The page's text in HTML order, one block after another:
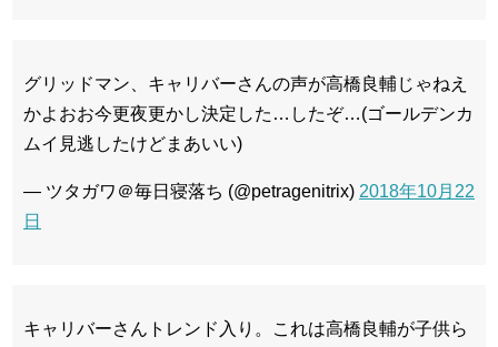
グリッドマン、キャリバーさんの声が高橋良輔じゃねえ
かよおお今更夜更かし決定した…したぞ…(ゴールデンカ
ムイ見逃したけどまあいい)
— ツタガワ＠毎日寝落ち (@petragenitrix) 2018年10月22
日
キャリバーさんトレンド入り。これは高橋良輔が子供ら